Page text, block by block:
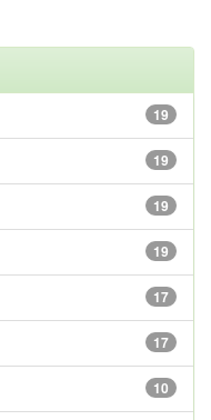
19
19
19
19
17
17
10